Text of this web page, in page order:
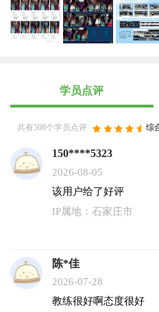
中国交通驾驶员行业调研中心会
中国交通国标示范驾校
百姓信得过示范驾校
诚信——赢得口碑相传
平安驾校率先打破传统理
率先打破行业潜规则实
率先不限练车时长随到随
率先打破行业潜规则，杜
率先为学员提供免费考
驾考高额车费利益链。
率先为学员免费提供午餐
率先杜绝吃、拿、卡、
学费。
率先专人跟踪约考，让您
率先设立学员拿证回访服
学员点评
共有508个学员点评 综
150****5323
2026-08-05
该用户给了好评
IP属地：石家庄市
陈*佳
2026-07-28
教练很好啊态度很好